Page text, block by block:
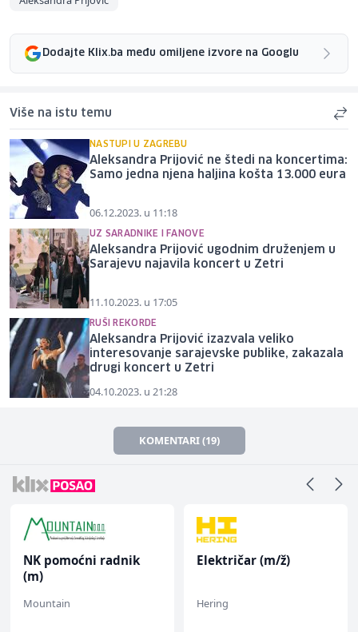
Dodajte Klix.ba među omiljene izvore na Googlu
Više na istu temu
NASTUPI U ZAGREBU
Aleksandra Prijović ne štedi na koncertima:
Samo jedna njena haljina košta 13.000 eura
06.12.2023. u 11:18
UZ SARADNIKE I FANOVE
Aleksandra Prijović ugodnim druženjem u
Sarajevu najavila koncert u Zetri
11.10.2023. u 17:05
RUŠI REKORDE
Aleksandra Prijović izazvala veliko
interesovanje sarajevske publike, zakazala
drugi koncert u Zetri
04.10.2023. u 21:28
KOMENTARI (19)
NK pomoćni radnik
(m)
Mountain
Električar (m/ž)
Hering